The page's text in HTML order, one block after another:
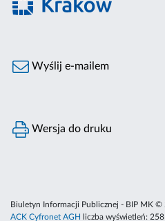
Wyślij e-mailem
Wersja do druku
Biuletyn Informacji Publicznej - BIP MK ©
ACK Cyfronet AGH
liczba wyświetleń: 258